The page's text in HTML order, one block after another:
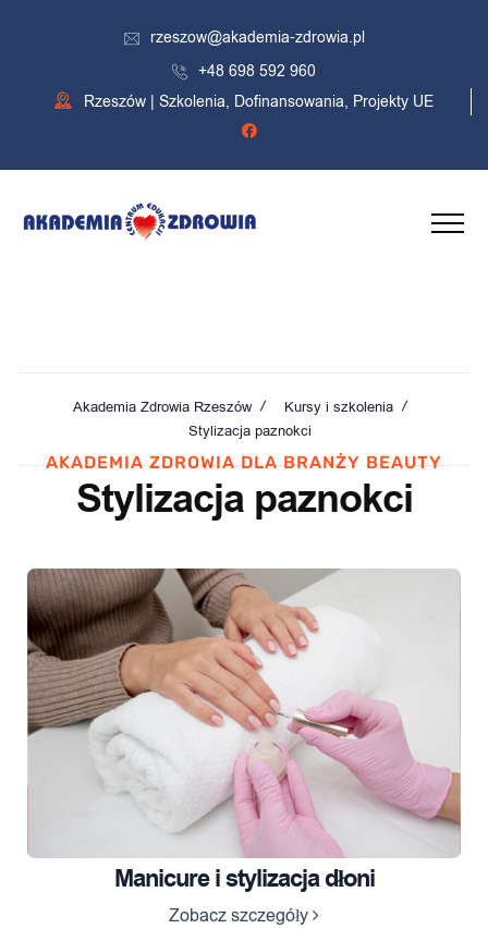
rzeszow@akademia-zdrowia.pl
+48 698 592 960
Rzeszów | Szkolenia, Dofinansowania, Projekty UE
Akademia Zdrowia Rzeszów
Kursy i szkolenia
Stylizacja paznokci
AKADEMIA ZDROWIA DLA BRANŻY BEAUTY
Stylizacja paznokci
Manicure i stylizacja dłoni
Zobacz szczegóły